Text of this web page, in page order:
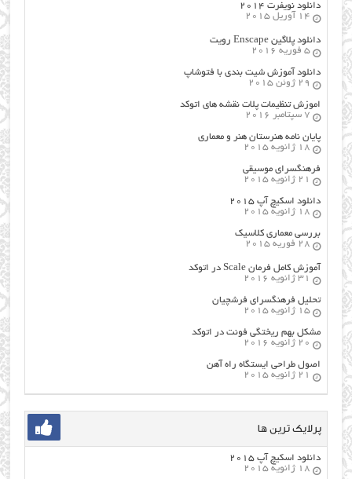
دانلود نویفرت ۲۰۱۴
14 آوریل 2015
دانلود پلاگین Enscape رویت
5 فوریه 2016
دانلود آموزش شیت بندی با فتوشاپ
29 ژوئن 2015
اموزش تنظیمات پلات نقشه های اتوکد
7 سپتامبر 2016
پایان نامه هنرستان هنر و معماري
18 ژانویه 2015
فرهنگسراي موسيقي
21 ژانویه 2015
دانلود اسکیچ آپ ۲۰۱۵
18 ژانویه 2015
بررسی معماری کلاسیک
28 فوریه 2015
آموزش کامل فرمان Scale در اتوکد
31 ژانویه 2016
تحلیل فرهنگسرای فرشچیان
15 ژانویه 2015
مشکل بهم ریختگی فونت در اتوکد
20 ژانویه 2016
اصول طراحي ایستگاه راه آهن
21 ژانویه 2015
پرلایک ترین ها
دانلود اسکیچ آپ ۲۰۱۵
18 ژانویه 2015